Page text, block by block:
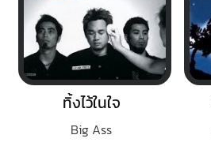
ทิ้งไว้ในใจ
Big Ass